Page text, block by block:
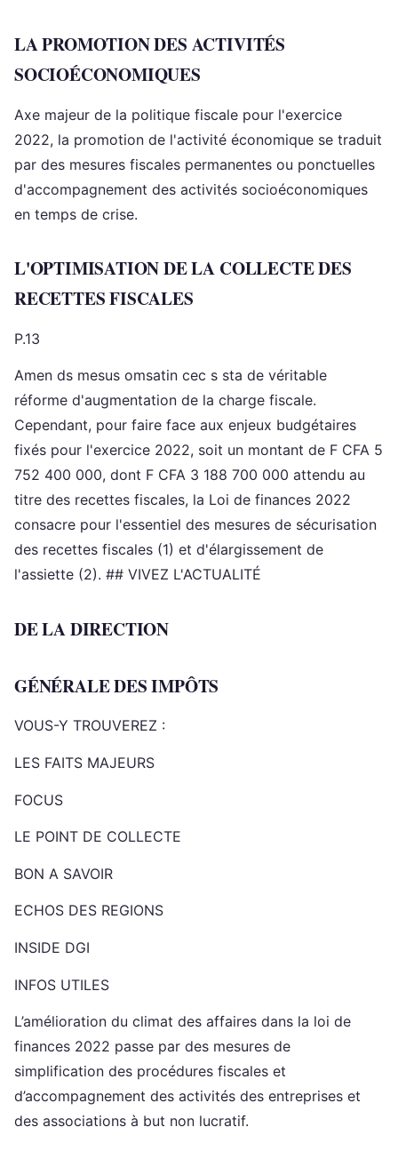
LA PROMOTION DES ACTIVITÉS
SOCIOÉCONOMIQUES
Axe majeur de la politique fiscale pour l'exercice
2022, la promotion de l'activité économique se traduit
par des mesures fiscales permanentes ou ponctuelles
d'accompagnement des activités socioéconomiques
en temps de crise.
L'OPTIMISATION DE LA COLLECTE DES
RECETTES FISCALES
P.13
Amen ds mesus omsatin cec s sta de véritable
réforme d'augmentation de la charge fiscale.
Cependant, pour faire face aux enjeux budgétaires
fixés pour l'exercice 2022, soit un montant de F CFA 5
752 400 000, dont F CFA 3 188 700 000 attendu au
titre des recettes fiscales, la Loi de finances 2022
consacre pour l'essentiel des mesures de sécurisation
des recettes fiscales (1) et d'élargissement de
l'assiette (2). ## VIVEZ L'ACTUALITÉ
DE LA DIRECTION
GÉNÉRALE DES IMPÔTS
VOUS-Y TROUVEREZ :
LES FAITS MAJEURS
FOCUS
LE POINT DE COLLECTE
BON A SAVOIR
ECHOS DES REGIONS
INSIDE DGI
INFOS UTILES
L’amélioration du climat des affaires dans la loi de
finances 2022 passe par des mesures de
simplification des procédures fiscales et
d’accompagnement des activités des entreprises et
des associations à but non lucratif.